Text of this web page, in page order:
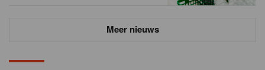
Meer nieuws